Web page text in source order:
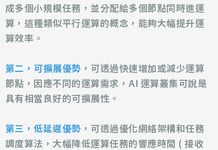
成多個小規模任務，並分配給多個節點同時進運
算，這種類似平行運算的概念，能夠大幅提升運
算效率。
第二，可擴展優勢 ，可透過快速增加或減少運算
節點，因應不同的運算需求，AI 運算叢集可說是
具有相當良好的可擴展性。
第三，低延遲優勢 ，可透過優化網絡架構和任務
調度算法，大幅降低運算任務的響應時間 ( 接收